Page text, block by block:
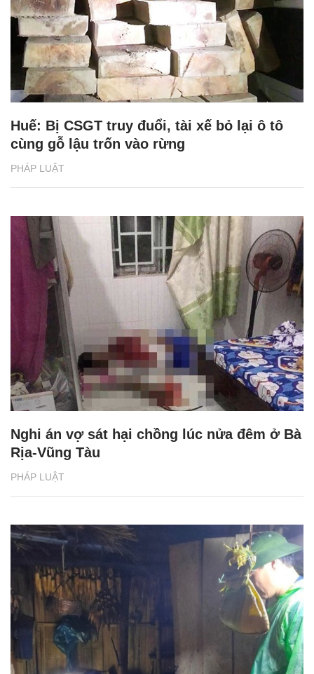
PHÁP LUẬT
Huế: Bị CSGT truy đuổi, tài xế bỏ lại ô tô
cùng gỗ lậu trốn vào rừng
PHÁP LUẬT
Nghi án vợ sát hại chồng lúc nửa đêm ở Bà
Rịa-Vũng Tàu